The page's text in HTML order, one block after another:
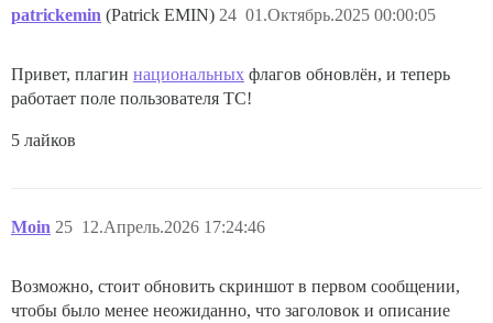
patrickemin (Patrick EMIN) 01.Октябрь.2025 00:00:05
24
Привет, плагин национальных флагов обновлён, и теперь
работает поле пользователя TC!
5 лайков
Moin 12.Апрель.2026 17:24:46
25
Возможно, стоит обновить скриншот в первом сообщении,
чтобы было менее неожиданно, что заголовок и описание